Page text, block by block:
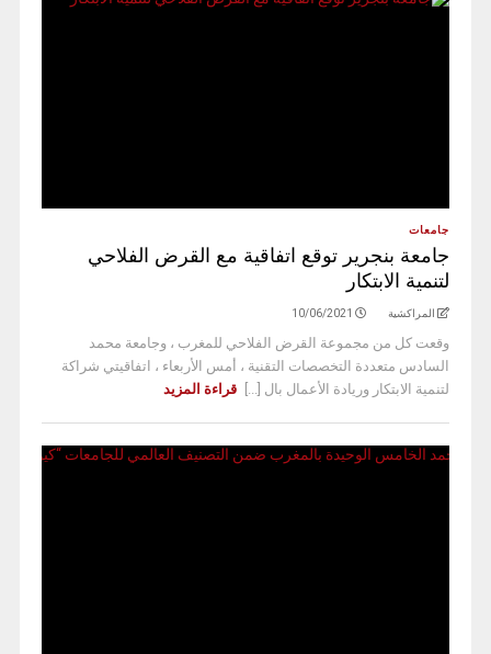
جامعات
جامعة بنجرير توقع اتفاقية مع القرض الفلاحي
لتنمية الابتكار
المراكشية 10/06/2021
وقعت كل من مجموعة القرض الفلاحي للمغرب ، وجامعة محمد
السادس متعددة التخصصات التقنية ، أمس الأربعاء ، اتفاقيتي شراكة
لتنمية الابتكار وريادة الأعمال بال [...]
قراءة المزيد